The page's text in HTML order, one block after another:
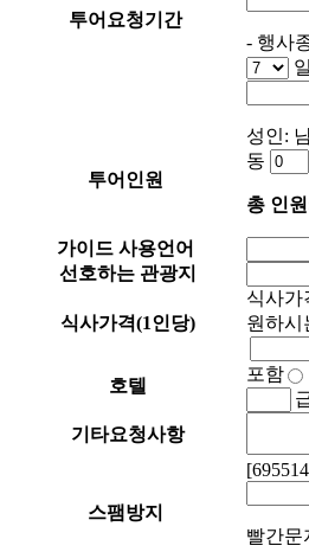
호, 주소
-예약내역의 확인 및 상담 목적: 전
고객님이 당사에 제공하는 개인정보는
예약기록과 함께 보유하며 예약서비
고객님의 개인정보는 다음과 같이 개
공받은 목적이 달성되면 파기됩니다.
정에 의하여 다음과 같이 거래 관련
이유로 일정 기간 보유하여야 할 필요
보유합니다.
- 계약 또는 청약철회 등에 관한 기
- 대금결제 및 재화 등의 공급에 관
- 소비자의 불만 또는 분쟁처리에 관
원칙적으로 당사는 고객님의 개인정보
업, 기관에 공개하지 않습니다. 다만,
하는 경우 다음과 같습니다.
- 항공기 탑승, 선박승선, 렌터카 대
국내외 항공사나, 해운업체, 렌터카,
스, 커뮤니티서비스, 모바일서비스 등
- 여행자보험에 가입하는 경우 해당
투어요청기간
- 행사
일
투어인원
성인:
동
총 인
가이드 사용언어
선호하는 관광지
식사가격(1인당)
식사가
원하시
호텔
포함
기타요청사항
스팸방지
[695514
빨간문